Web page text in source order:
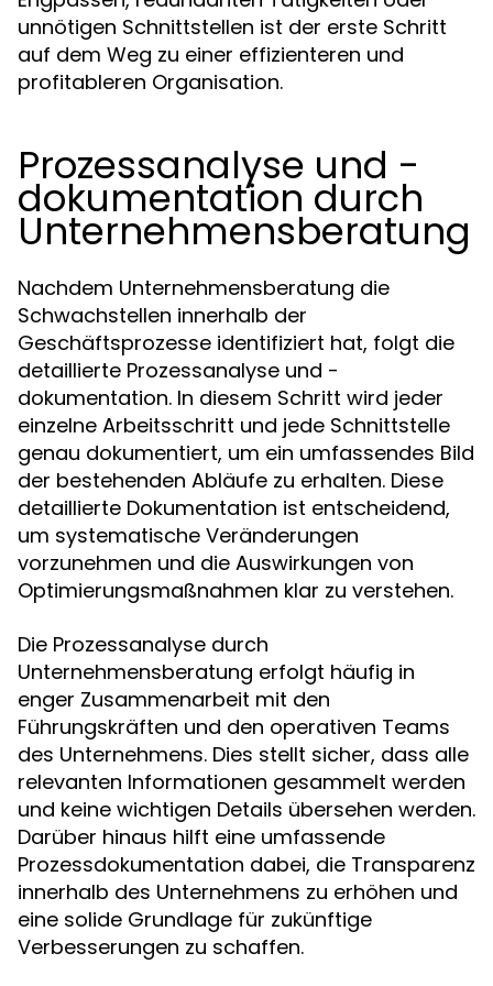
unnötigen Schnittstellen ist der erste Schritt
auf dem Weg zu einer effizienteren und
profitableren Organisation.
Prozessanalyse und -
dokumentation durch
Unternehmensberatung
Nachdem Unternehmensberatung die
Schwachstellen innerhalb der
Geschäftsprozesse identifiziert hat, folgt die
detaillierte Prozessanalyse und -
dokumentation. In diesem Schritt wird jeder
einzelne Arbeitsschritt und jede Schnittstelle
genau dokumentiert, um ein umfassendes Bild
der bestehenden Abläufe zu erhalten. Diese
detaillierte Dokumentation ist entscheidend,
um systematische Veränderungen
vorzunehmen und die Auswirkungen von
Optimierungsmaßnahmen klar zu verstehen.
Die Prozessanalyse durch
Unternehmensberatung erfolgt häufig in
enger Zusammenarbeit mit den
Führungskräften und den operativen Teams
des Unternehmens. Dies stellt sicher, dass alle
relevanten Informationen gesammelt werden
und keine wichtigen Details übersehen werden.
Darüber hinaus hilft eine umfassende
Prozessdokumentation dabei, die Transparenz
innerhalb des Unternehmens zu erhöhen und
eine solide Grundlage für zukünftige
Verbesserungen zu schaffen.